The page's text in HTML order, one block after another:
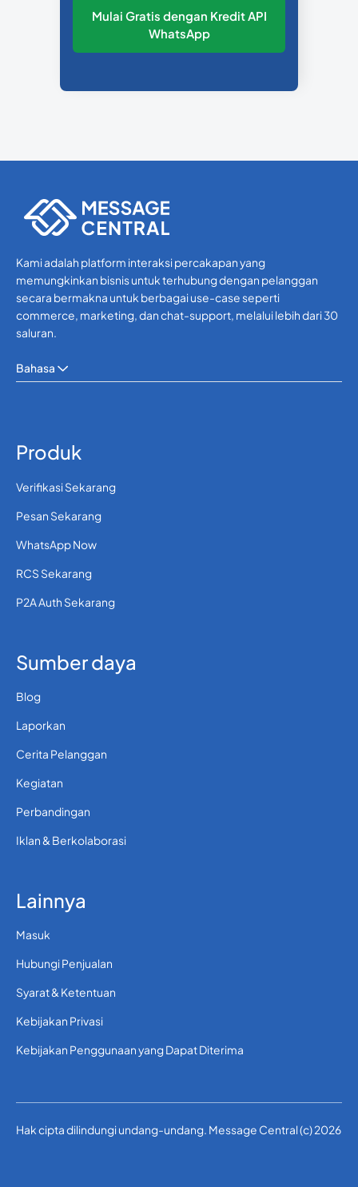
Mulai Gratis dengan Kredit API
WhatsApp
Kami adalah platform interaksi percakapan yang
memungkinkan bisnis untuk terhubung dengan pelanggan
secara bermakna untuk berbagai use-case seperti
commerce, marketing, dan chat-support, melalui lebih dari 30
saluran.
Bahasa
Produk
Verifikasi Sekarang
Pesan Sekarang
WhatsApp Now
RCS Sekarang
P2A Auth Sekarang
Sumber daya
Blog
Laporkan
Cerita Pelanggan
Kegiatan
Perbandingan
Iklan & Berkolaborasi
Lainnya
Masuk
Hubungi Penjualan
Syarat & Ketentuan
Kebijakan Privasi
Kebijakan Penggunaan yang Dapat Diterima
Hak cipta dilindungi undang-undang. Message Central (c) 2026